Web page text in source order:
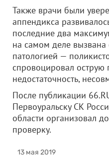
Также врачи были
аппендикса
последние два
на самом деле
патологией —
спровоцировал острую
недостаточность,
После публикации
Первоуральску СК
области организовал
проверку.
13 мая 2019